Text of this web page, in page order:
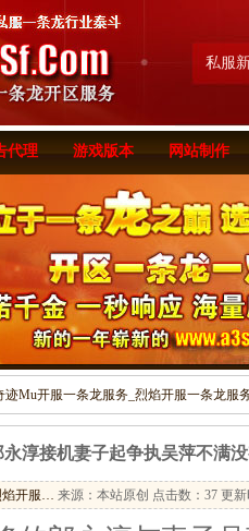
私服
代理 游戏版本 网站制作
Mu开服一条龙服务_烈焰开服一条龙服
永淳接机妻子起争执吴萍不满
焰开服… 来源：本站原创 点击数： 37 更新